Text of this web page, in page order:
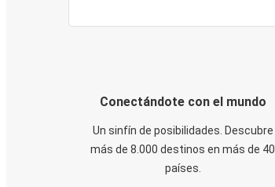
Conectándote con el mundo
Un sinfín de posibilidades. Descubre
más de 8.000 destinos en más de 40
países.